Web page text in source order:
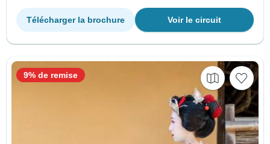
Voir le circuit
Télécharger la brochure
9% de remise